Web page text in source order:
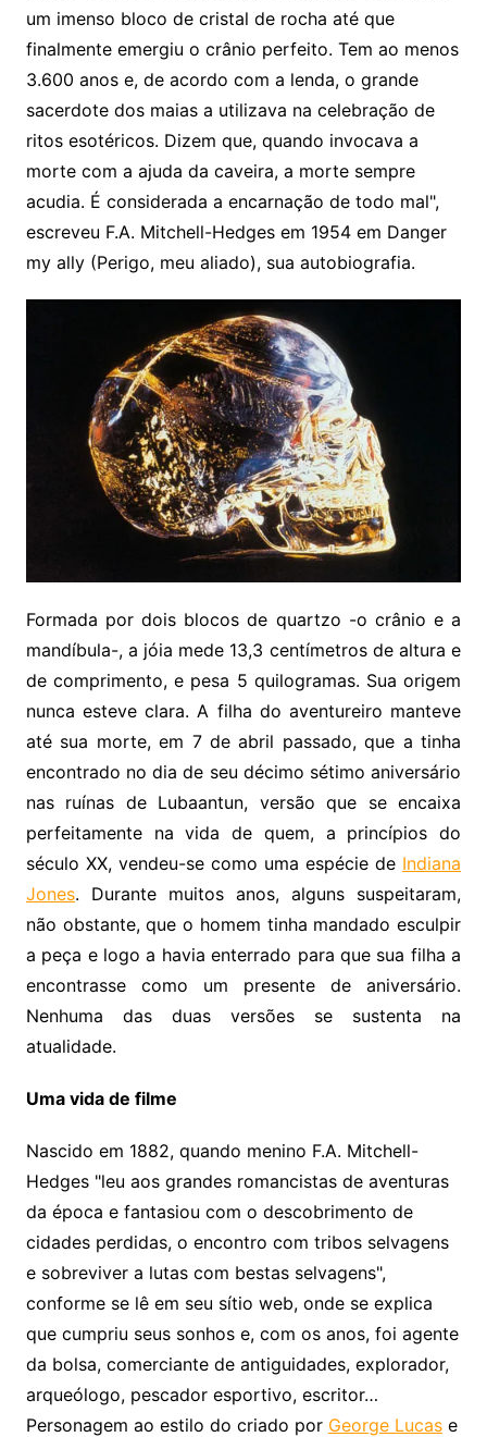
um imenso bloco de cristal de rocha até que
finalmente emergiu o crânio perfeito. Tem ao menos
3.600 anos e, de acordo com a lenda, o grande
sacerdote dos maias a utilizava na celebração de
ritos esotéricos. Dizem que, quando invocava a
morte com a ajuda da caveira, a morte sempre
acudia. É considerada a encarnação de todo mal",
escreveu F.A. Mitchell-Hedges em 1954 em Danger
my ally (Perigo, meu aliado), sua autobiografia.
Formada por dois blocos de quartzo -o crânio e a
mandíbula-, a jóia mede 13,3 centímetros de altura e
de comprimento, e pesa 5 quilogramas. Sua origem
nunca esteve clara. A filha do aventureiro manteve
até sua morte, em 7 de abril passado, que a tinha
encontrado no dia de seu décimo sétimo aniversário
nas ruínas de Lubaantun, versão que se encaixa
perfeitamente na vida de quem, a princípios do
século XX, vendeu-se como uma espécie de Indiana
Jones. Durante muitos anos, alguns suspeitaram,
não obstante, que o homem tinha mandado esculpir
a peça e logo a havia enterrado para que sua filha a
encontrasse como um presente de aniversário.
Nenhuma das duas versões se sustenta na
atualidade.
Uma vida de filme
Nascido em 1882, quando menino F.A. Mitchell-
Hedges "leu aos grandes romancistas de aventuras
da época e fantasiou com o descobrimento de
cidades perdidas, o encontro com tribos selvagens
e sobreviver a lutas com bestas selvagens",
conforme se lê em seu sítio web, onde se explica
que cumpriu seus sonhos e, com os anos, foi agente
da bolsa, comerciante de antiguidades, explorador,
arqueólogo, pescador esportivo, escritor…
Personagem ao estilo do criado por George Lucase